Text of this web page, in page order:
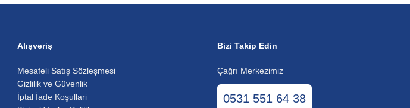
Alışveriş
Mesafeli Satış Sözleşmesi
Gizlilik ve Güvenlik
İptal İade Koşullari
Bizi Takip Edin
Çağrı Merkezimiz
0531 551 64 38